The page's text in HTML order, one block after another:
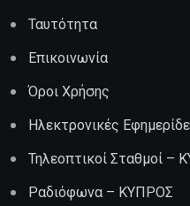
Ταυτότητα
Επικοινωνία
Όροι Χρήσης
Ηλεκτρονικές
Τηλεοπτικοί Σταθμοί –
Ραδιόφωνα – ΚΥΠΡΟΣ